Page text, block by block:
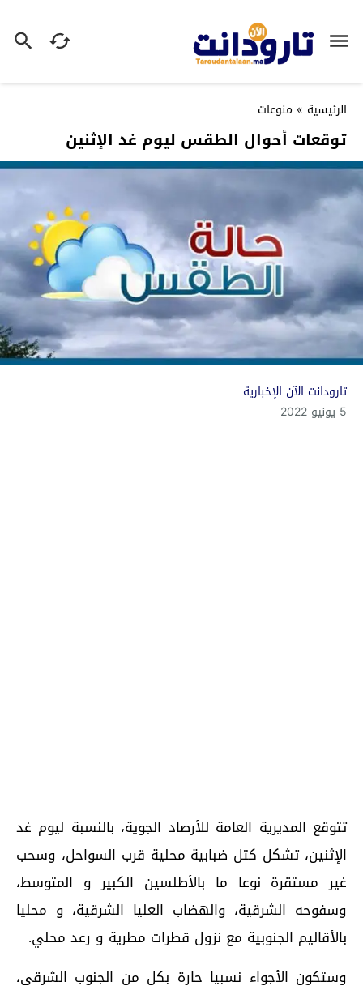
الرئيسية » منوعات
توقعات أحوال الطقس ليوم غد الإثنين
تارودانت الآن الإخبارية
5 يونيو 2022
تتوقع المديرية العامة للأرصاد الجوية، بالنسبة ليوم غد
الإثنين، تشكل كتل ضبابية محلية قرب السواحل، وسحب
غير مستقرة نوعا ما بالأطلسين الكبير و المتوسط،
وسفوحه الشرقية، والهضاب العليا الشرقية، و محليا
بالأقاليم الجنوبية مع نزول قطرات مطرية و رعد محلي.
وستكون الأجواء نسبيا حارة بكل من الجنوب الشرقي،